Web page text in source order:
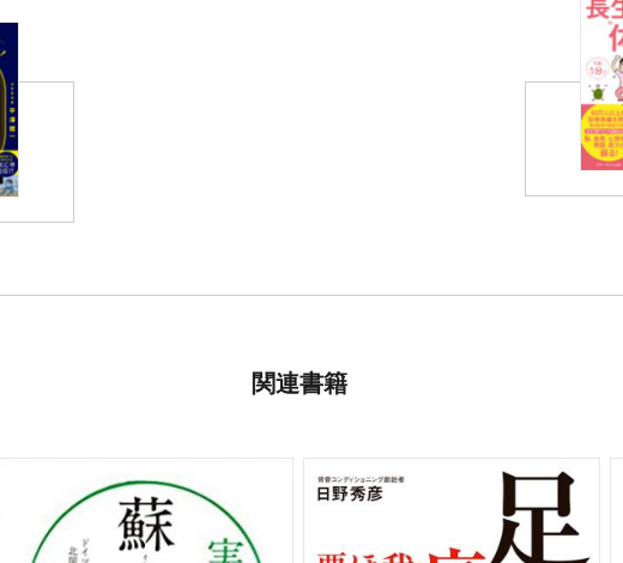
そのための入り口が呼吸と姿勢です。
アメリカナショナルチームの医師団に
日本人として唯一東京２０２０オリ
スポーツカイロプラクターが教える
フィジカルのパフォーマンスを高め
ー活動なども精力的におこな
ラジリアン柔術
関連書籍